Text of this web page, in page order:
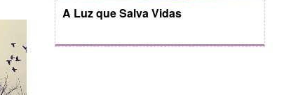
A Luz que Salva Vidas